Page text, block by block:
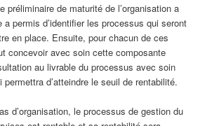
préliminaire de maturité de l’organisation a
a permis d’identifier les processus qui seront
en place. Ensuite, pour chacun de ces
concevoir avec soin cette composante
au livrable du processus avec soin
permettra d’atteindre le seuil de rentabilité.
d’organisation, le processus de gestion du